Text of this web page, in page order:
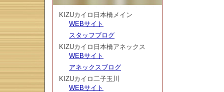
KIZUカイロ日本橋メイン
WEBサイト
スタッフブログ
KIZUカイロ日本橋アネックス
WEBサイト
アネックスブログ
KIZUカイロ二子玉川
WEBサイト